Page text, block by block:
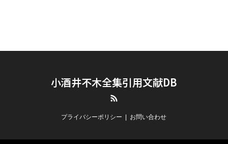
小酒井不木全集引用文献DB
プライバシーポリシー お問い合わせ